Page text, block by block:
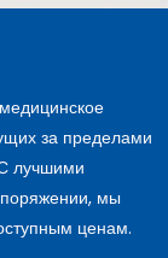
за пределами
лучшими
мы
ценам.